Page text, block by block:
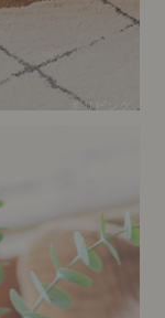
# リビング